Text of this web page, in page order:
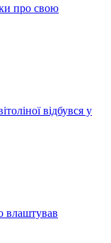
про свою
відбувся у
влаштував